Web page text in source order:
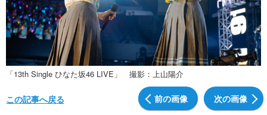
「13th Single ひなた坂46 LIVE」 撮影：上山陽介
前の画像 次の画像
この記事へ戻る